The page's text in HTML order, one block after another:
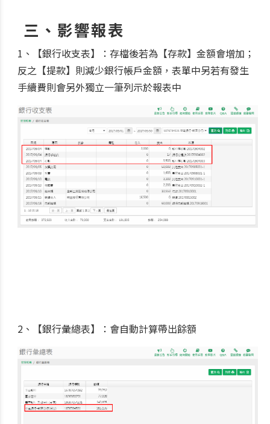
三、影響報表
1、【銀行收支表】：存檔後若為【存款】金額會增加；
反之【提款】則減少銀行帳戶金額，表單中另若有發生
手續費則會另外獨立一筆列示於報表中
2、【銀行彙總表】：會自動計算帶出餘額